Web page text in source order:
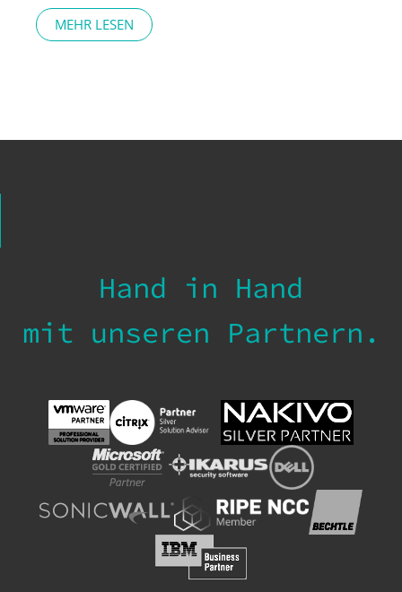
MEHR LESEN
Hand in Hand
mit unseren Partnern.